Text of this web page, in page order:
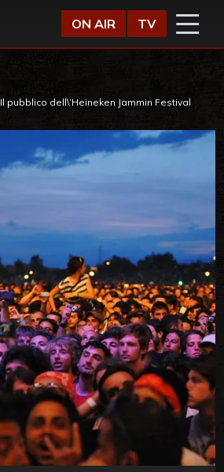
ON AIR TV
Il pubblico dell\’Heineken Jammin Festival